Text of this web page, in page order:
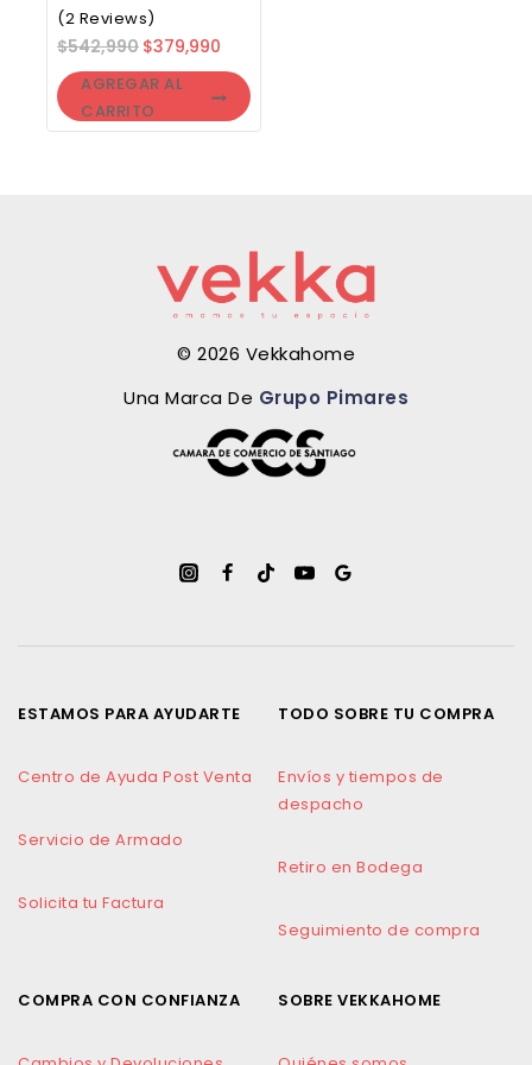
(2 Reviews)
$542,990 $379,990
AGREGAR AL
CARRITO
© 2026 Vekkahome
Una Marca De Grupo Pimares
ESTAMOS PARA AYUDARTE
Centro de Ayuda Post Venta
Servicio de Armado
Solicita tu Factura
TODO SOBRE TU COMPRA
Envíos y tiempos de
despacho
Retiro en Bodega
Seguimiento de compra
COMPRA CON CONFIANZA SOBRE VEKKAHOME